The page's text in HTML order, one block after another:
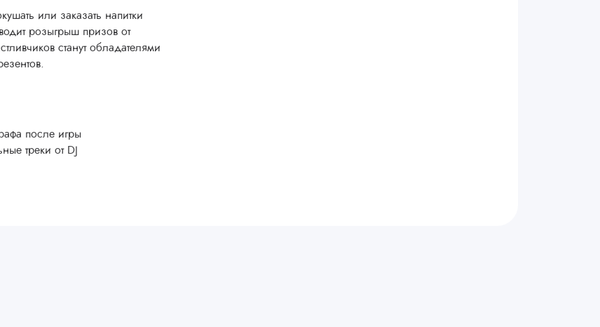
или заказать напитки
розыгрыш призов от
станут обладателями
после игры
треки от DJ